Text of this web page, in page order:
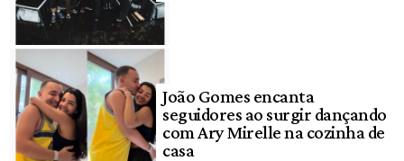
João Gomes encanta
seguidores ao surgir dançando
com Ary Mirelle na cozinha de
casa